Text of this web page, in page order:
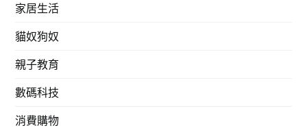
家居生活
貓奴狗奴
親子教育
數碼科技
消費購物